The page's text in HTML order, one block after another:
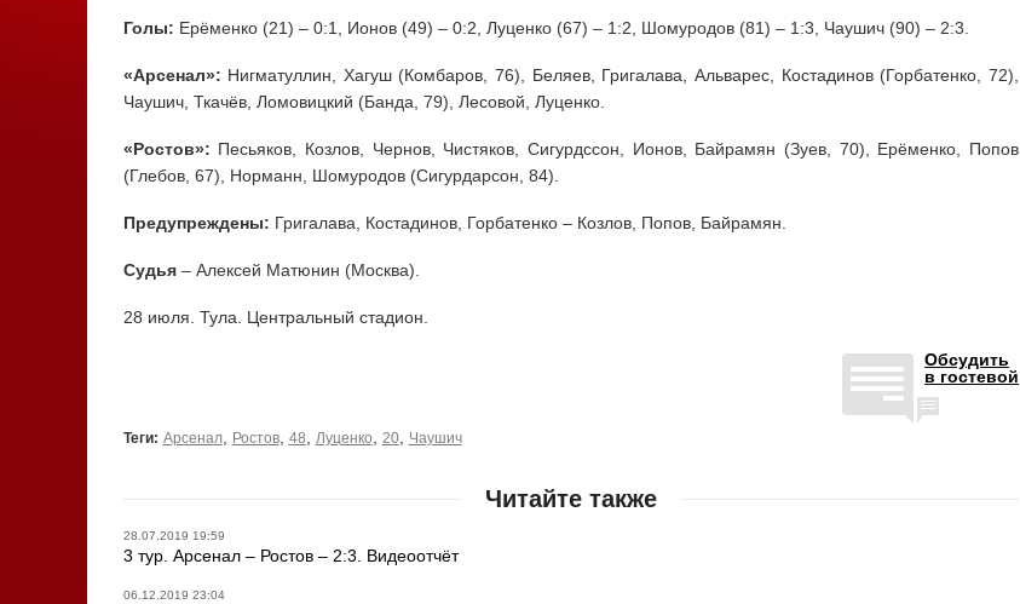
Голы: Ерёменко (21) – 0:1, Ионов (49) – 0:2, Луценко (67) – 1:2, Шомуродов (81) – 1:3, Чаушич (90) – 2:3.
«Арсенал»: Нигматуллин, Хагуш (Комбаров, 76), Беляев, Григалава, Альварес, Костадинов (Горбатенко, 72),
Чаушич, Ткачёв, Ломовицкий (Банда, 79), Лесовой, Луценко.
«Ростов»: Песьяков, Козлов, Чернов, Чистяков, Сигурдссон, Ионов, Байрамян (Зуев, 70), Ерёменко, Попов
(Глебов, 67), Норманн, Шомуродов (Сигурдарсон, 84).
Предупреждены: Григалава, Костадинов, Горбатенко – Козлов, Попов, Байрамян.
Судья – Алексей Матюнин (Москва).
28 июля. Тула. Центральный стадион.
Обсудить
в гостевой
Теги: Арсенал, Ростов, 48, Луценко, 20, Чаушич
Читайте также
28.07.2019 19:59
3 тур. Арсенал – Ростов – 2:3. Видеоотчёт
06.12.2019 23:04